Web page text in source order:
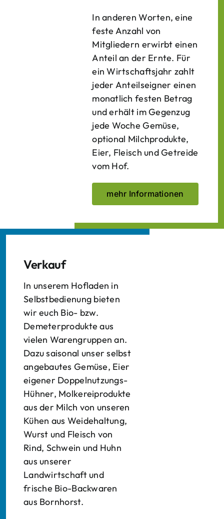
In anderen Worten, eine
feste Anzahl von
Mitgliedern erwirbt einen
Anteil an der Ernte. Für
ein Wirtschaftsjahr zahlt
jeder Anteilseigner einen
monatlich festen Betrag
und erhält im Gegenzug
jede Woche Gemüse,
optional Milchprodukte,
Eier, Fleisch und Getreide
vom Hof.
mehr Informationen
Verkauf
In unserem Hofladen in
Selbstbedienung bieten
wir euch Bio- bzw.
Demeterprodukte aus
vielen Warengruppen an.
Dazu saisonal unser selbst
angebautes Gemüse, Eier
eigener Doppelnutzungs-
Hühner, Molkereiprodukte
aus der Milch von unseren
Kühen aus Weidehaltung,
Wurst und Fleisch von
Rind, Schwein und Huhn
aus unserer
Landwirtschaft und
frische Bio-Backwaren
aus Bornhorst.